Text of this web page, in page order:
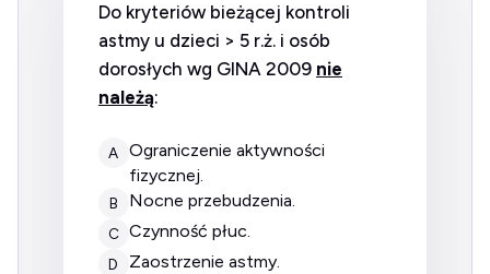
Do kryteriów bieżącej kontroli
astmy u dzieci > 5 r.ż. i osób
dorosłych wg GINA 2009 nie
należą:
A
ograniczenie aktywności
fizycznej.
B nocne przebudzenia.
C czynność płuc.
D zaostrzenie astmy.